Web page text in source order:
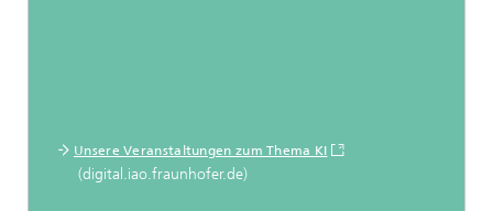
Unsere Veranstaltungen zum Thema KI
(digital.iao.fraunhofer.de)